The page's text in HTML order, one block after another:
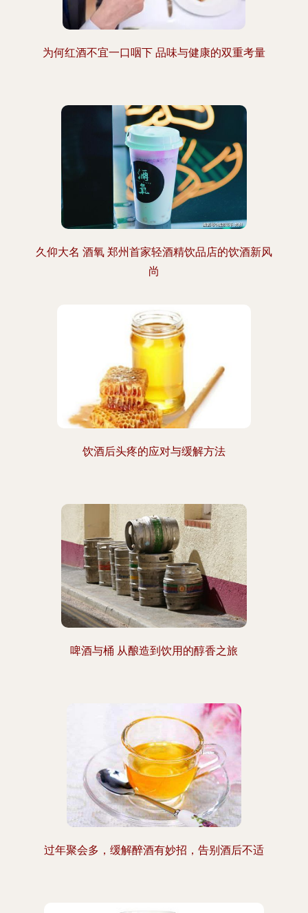
为何红酒不宜一口咽下 品味与健康的双重考量
久仰大名 酒氧 郑州首家轻酒精饮品店的饮酒新风
尚
饮酒后头疼的应对与缓解方法
啤酒与桶 从酿造到饮用的醇香之旅
过年聚会多，缓解醉酒有妙招，告别酒后不适